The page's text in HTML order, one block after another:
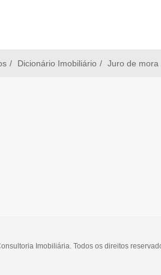
Dicionário Imobiliário Juro de mora
Imobiliária. Todos os direitos